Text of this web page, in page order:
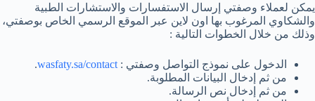
يمكن لعملاء وصفتي إرسال الاستفسارات والاستشارات الطبية
والشكاوي المرغوب بها اون لاين عبر الموقع الرسمي الخاص بوصفتي،
وذلك من خلال الخطوات التالية :
الدخول على نموذج التواصل وصفتي : wasfaty.sa/contact
.
من ثم إدخال البيانات المطلوبة.
من ثم إدخال نص الرسالة.